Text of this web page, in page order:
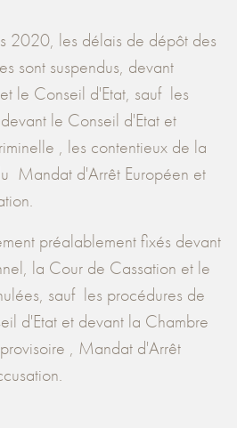
2020, les délais de dépôt des
sont suspendus, devant
le Conseil d'Etat, sauf les
le Conseil d'Etat et
, les contentieux de la
Mandat d'Arrêt Européen et
préalablement fixés devant
la Cour de Cassation et le
sauf les procédures de
d'Etat et devant la Chambre
, Mandat d'Arrêt